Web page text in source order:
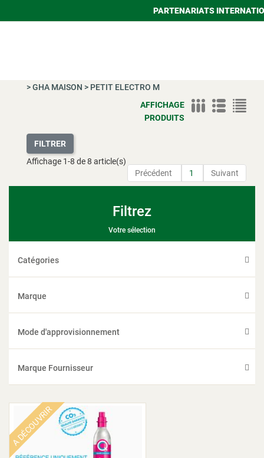
PARTENARIATS
>GHA MAISON > PETIT ELECTRO M
AFFICHAGE
PRODUITS
FILTRER
Affichage 1-8 de 8 article(s)
Précédent
1 Suivant
Filtrez
Votre sélection
Catégories
Marque
Mode d'approvisionnement
Marque Fournisseur
A DÉCOUVRIR